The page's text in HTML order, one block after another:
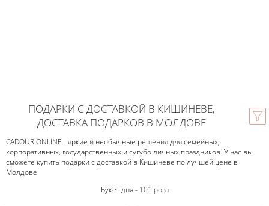
ПОДАРКИ С ДОСТАВКОЙ В КИШИНЕВЕ,
ДОСТАВКА ПОДАРКОВ В МОЛДОВЕ
CADOURIONLINE - яркие и необычные решения для семейных,
корпоративных, государственных и сугубо личных праздников. У нас вы
сможете купить подарки с доставкой в Кишиневе по лучшей цене в
Молдове.
Букет дня - 101 роза